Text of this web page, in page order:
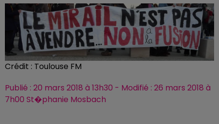
Crédit : Toulouse FM
Publié : 20 mars 2018 à 13h30 - Modifié : 26 mars 2018 à
7h00 St�phanie Mosbach